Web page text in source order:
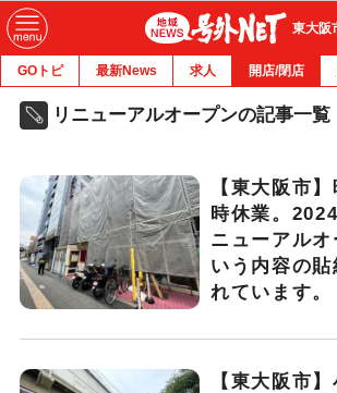
東大阪
GOトピ 最新News 求人 開店/閉店
リニューアルオープンの記事一覧
【東大阪市
時休業。
ニューアルオ
いう内容の貼
れています。
【東大阪市